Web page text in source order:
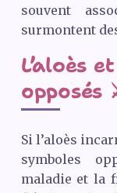
souvent
surmontent
L’aloès
opposés
Si l’aloès
symboles
maladie et la